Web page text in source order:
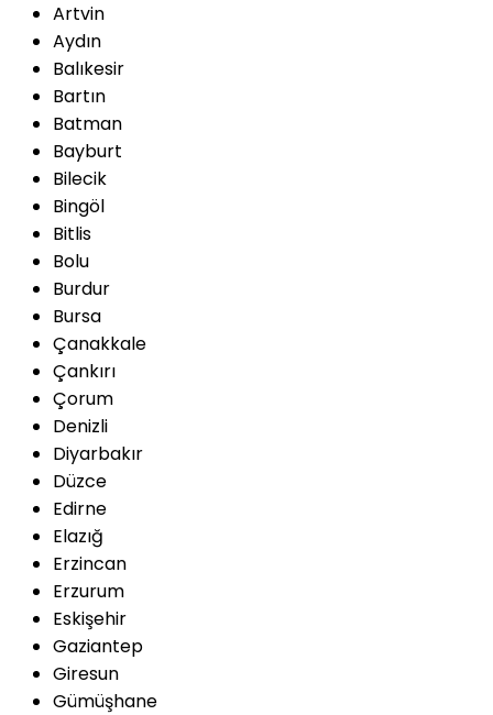
Artvin
Aydın
Balıkesir
Bartın
Batman
Bayburt
Bilecik
Bingöl
Bitlis
Bolu
Burdur
Bursa
Çanakkale
Çankırı
Çorum
Denizli
Diyarbakır
Düzce
Edirne
Elazığ
Erzincan
Erzurum
Eskişehir
Gaziantep
Giresun
Gümüşhane